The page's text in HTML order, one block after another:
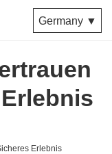
Germany ▼